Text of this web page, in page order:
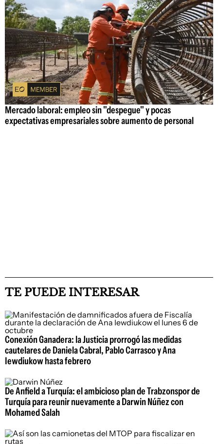
Mercado laboral: empleo sin "despegue" y pocas
expectativas empresariales sobre aumento de personal
TE PUEDE INTERESAR
Conexión Ganadera: la Justicia prorrogó las medidas
cautelares de Daniela Cabral, Pablo Carrasco y Ana
Iewdiukow hasta febrero
De Anfield a Turquía: el ambicioso plan de Trabzonspor de
Turquía para reunir nuevamente a Darwin Núñez con
Mohamed Salah